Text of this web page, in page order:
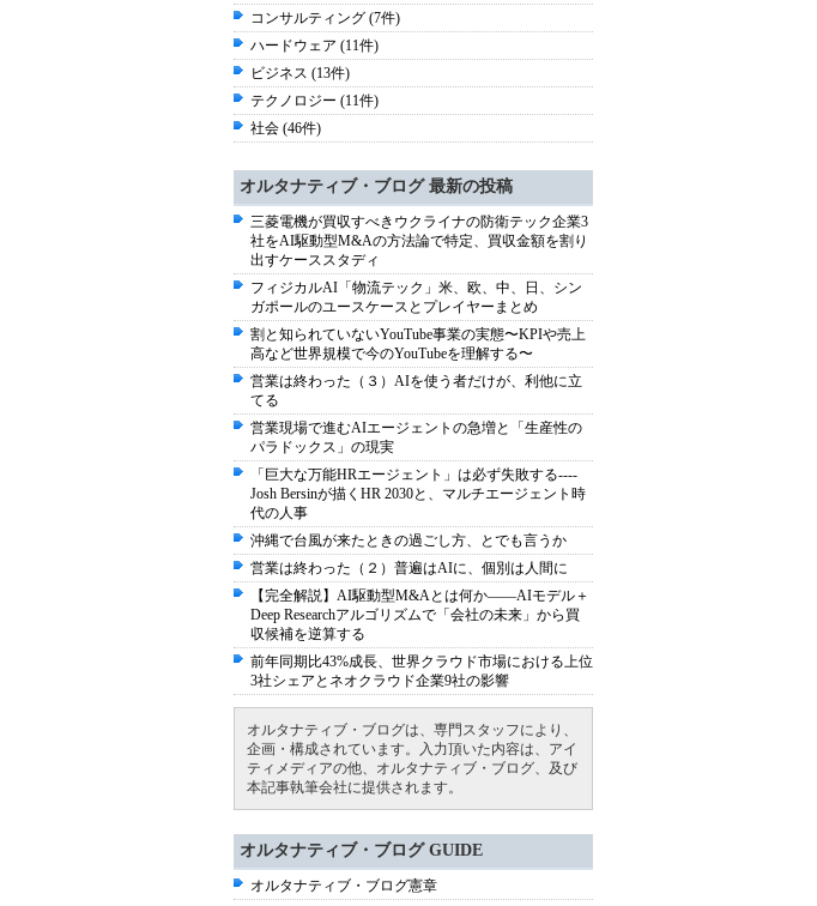
コンサルティング (7件)
ハードウェア (11件)
ビジネス (13件)
テクノロジー (11件)
社会 (46件)
オルタナティブ・ブログ 最新の投稿
三菱電機が買収すべきウクライナの防衛テック企業3
社をAI駆動型M&Aの方法論で特定、買収金額を割り
出すケーススタディ
フィジカルAI「物流テック」米、欧、中、日、シン
ガポールのユースケースとプレイヤーまとめ
割と知られていないYouTube事業の実態〜KPIや売上
高など世界規模で今のYouTubeを理解する〜
営業は終わった（３）AIを使う者だけが、利他に立
てる
営業現場で進むAIエージェントの急増と「生産性の
パラドックス」の現実
「巨大な万能HRエージェント」は必ず失敗する----
Josh Bersinが描くHR 2030と、マルチエージェント時
代の人事
沖縄で台風が来たときの過ごし方、とでも言うか
営業は終わった（２）普遍はAIに、個別は人間に
【完全解説】AI駆動型M&Aとは何か――AIモデル＋
Deep Researchアルゴリズムで「会社の未来」から買
収候補を逆算する
前年同期比43%成長、世界クラウド市場における上位
3社シェアとネオクラウド企業9社の影響
オルタナティブ・ブログは、専門スタッフにより、
企画・構成されています。入力頂いた内容は、アイ
ティメディアの他、オルタナティブ・ブログ、及び
本記事執筆会社に提供されます。
オルタナティブ・ブログ GUIDE
オルタナティブ・ブログ憲章